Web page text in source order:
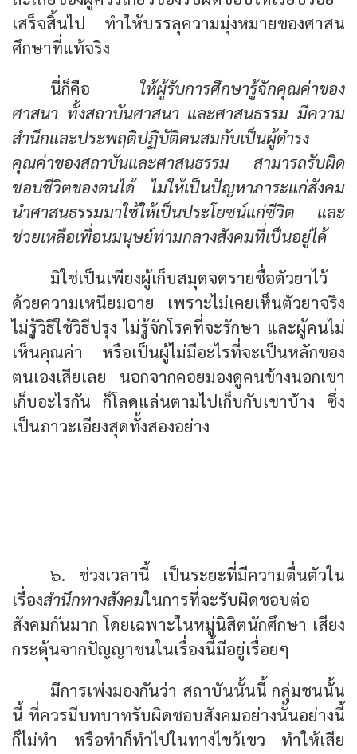
เสร็จสิ้นไป ทำให้บรรลุความมุ่งหมายของศาสน
ศึกษาที่แท้จริง
นี่ก็คือ ให้ผู้รับการศึกษารู้จักคุณค่าของ
ศาสนา ทั้งสถาบันศาสนา และศาสนธรรม มีความ
สำนึกและประพฤติปฏิบัติตนสมกับเป็นผู้ดำรง
คุณค่าของสถาบันและศาสนธรรม สามารถรับผิด
ชอบชีวิตของตนได้ ไม่ให้เป็นปัญหาภาระแก่สังคม
นำศาสนธรรมมาใช้ให้เป็นประโยชน์แก่ชีวิต และ
ช่วยเหลือเพื่อนมนุษย์ท่ามกลางสังคมที่เป็นอยู่ได้
มิใช่เป็นเพียงผู้เก็บสมุดจดรายชื่อตัวยาไว้
ด้วยความเหนียมอาย เพราะไม่เคยเห็นตัวยาจริง
ไม่รู้วิธีใช้วิธีปรุง ไม่รู้จักโรคที่จะรักษา และผู้คนไม่
เห็นคุณค่า หรือเป็นผู้ไม่มีอะไรที่จะเป็นหลักของ
ตนเองเสียเลย นอกจากคอยมองดูคนข้างนอกเขา
เก็บอะไรกัน ก็โลดแล่นตามไปเก็บกับเขาบ้าง ซึ่ง
เป็นภาวะเอียงสุดทั้งสองอย่าง
๖. ช่วงเวลานี้ เป็นระยะที่มีความตื่นตัวใน
เรื่องสำนึกทางสังคมในการที่จะรับผิดชอบต่อ
สังคมกันมาก โดยเฉพาะในหมู่นิสิตนักศึกษา เสียง
กระตุ้นจากปัญญาชนในเรื่องนี้มีอยู่เรื่อยๆ
มีการเพ่งมองกันว่า สถาบันนั้นนี้ กลุ่มชนนั้น
นี้ ที่ควรมีบทบาทรับผิดชอบสังคมอย่างนั้นอย่างนี้
ก็ไม่ทำ หรือทำก็ทำไปในทางไขว้เขว ทำให้เสีย